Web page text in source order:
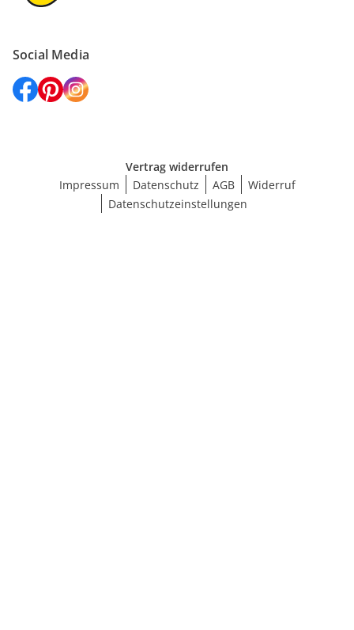
Social Media
Vertrag widerrufen
Impressum
Datenschutz AGB
Widerruf
Datenschutzeinstellungen